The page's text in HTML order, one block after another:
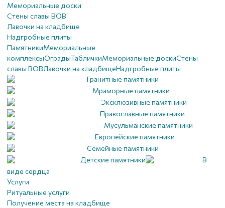
Мемориальные доски
Стены славы ВОВ
Лавочки на кладбище
Надгробные плиты
ПамятникиМемориальные
комплексыОградыТабличкиМемориальные доскиСтены
славы ВОВЛавочки на кладбищеНадгробные плиты
Гранитные памятники
Мраморные памятники
Эксклюзивные памятники
Православные памятники
Мусульманские памятники
Европейские памятники
Семейные памятники
Детские памятники
В
виде сердца
Услуги
Ритуальные услуги
Получение места на кладбище